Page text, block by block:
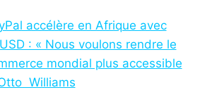
accélère en Afrique avec
: « Nous voulons rendre le
mondial plus accessible
Williams